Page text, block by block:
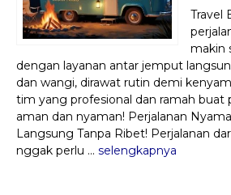
Pengiriman Barang
Travel
makin
dengan layanan antar jemput
dan wangi, dirawat rutin demi
tim yang profesional dan ramah buat
aman dan nyaman! Perjalanan
Langsung Tanpa Ribet! Perjalanan
nggak perlu ... selengkapnya